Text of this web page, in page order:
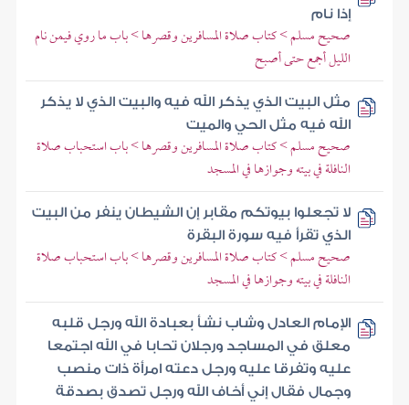
إذا نام
صحيح مسلم > كتاب صلاة المسافرين وقصرها > باب ما روي فيمن نام
الليل أجمع حتى أصبح
مثل البيت الذي يذكر الله فيه والبيت الذي لا يذكر
الله فيه مثل الحي والميت
صحيح مسلم > كتاب صلاة المسافرين وقصرها > باب استحباب صلاة
النافلة في بيته وجوازها في المسجد
لا تجعلوا بيوتكم مقابر إن الشيطان ينفر من البيت
الذي تقرأ فيه سورة البقرة
صحيح مسلم > كتاب صلاة المسافرين وقصرها > باب استحباب صلاة
النافلة في بيته وجوازها في المسجد
الإمام العادل وشاب نشأ بعبادة الله ورجل قلبه
معلق في المساجد ورجلان تحابا في الله اجتمعا
عليه وتفرقا عليه ورجل دعته امرأة ذات منصب
وجمال فقال إني أخاف الله ورجل تصدق بصدقة